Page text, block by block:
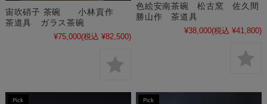
宙吹硝子 茶碗 小林貢作
茶道具 ガラス茶碗
¥75,000(税込 ¥82,500)
色絵安南茶碗 松古窯 佐久間
勝山作 茶道具
¥38,000(税込 ¥41,800)